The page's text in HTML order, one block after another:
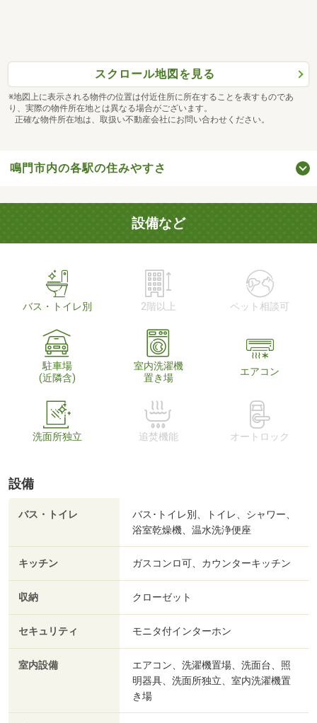
スクロール地図を見る
※地図上に表示される物件の位置は付近住所に所在することを表すものであ
り、実際の物件所在地とは異なる場合がございます。
正確な物件所在地は、取扱い不動産会社にお問い合わせください。
鳴門市内の各駅の住みやすさ
設備など
バス・トイレ別 2階以上 ペット相談可
駐車場
(近隣含)
室内洗濯機
置き場
エアコン
洗面所独立 追焚機能 オートロック
設備
バス・トイレ
バス･トイレ別、トイレ、シャワー、
浴室乾燥機、温水洗浄便座
キッチン ガスコンロ可、カウンターキッチン
収納 クローゼット
セキュリティ モニタ付インターホン
室内設備
エアコン、洗濯機置場、洗面台、照
明器具、洗面所独立、室内洗濯機置
き場